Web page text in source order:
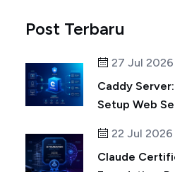
Post Terbaru
27 Jul 2026
Caddy
Setup Web
22 Jul 2026
Claude